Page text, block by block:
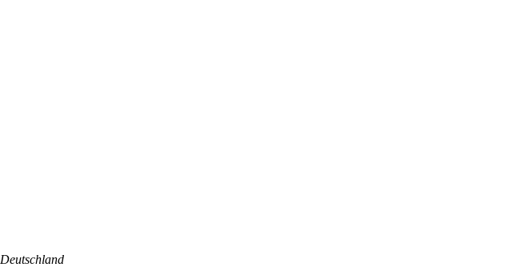
Deutschland